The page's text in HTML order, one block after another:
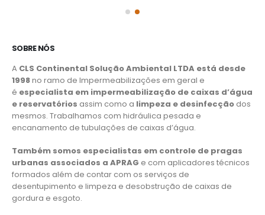
SOBRE NÓS
A CLS Continental Solução Ambiental LTDA está desde
1998no ramo de Impermeabilizações em geral e
é especialista em impermeabilização de caixas d’água
e reservatórios assim como a limpeza e desinfecção dos
mesmos. Trabalhamos com hidráulica pesada e
encanamento de tubulações de caixas d’água.
Também somos especialistas em controle de pragas
urbanas associados a APRAG e com aplicadores técnicos
formados além de contar com os serviços de
desentupimento e limpeza e desobstrução de caixas de
gordura e esgoto.